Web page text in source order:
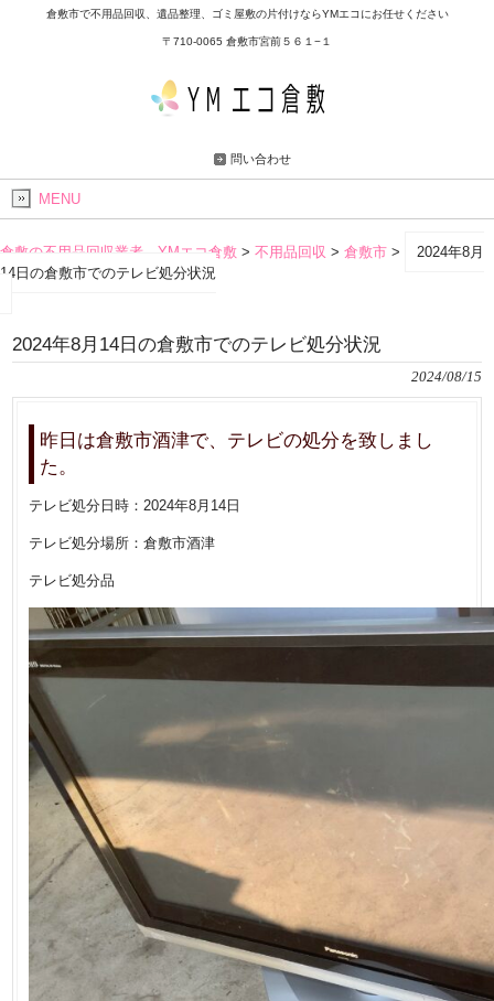
倉敷市で不用品回収、遺品整理、ゴミ屋敷の片付けならYMエコにお任せください
〒710-0065 倉敷市宮前５６１−１
問い合わせ
MENU
倉敷の不用品回収業者 YMエコ倉敷 > 不用品回収 > 倉敷市 >
2024年8月
14日の倉敷市でのテレビ処分状況
2024年8月14日の倉敷市でのテレビ処分状況
2024/08/15
昨日は倉敷市酒津で、テレビの処分を致しまし
た。
テレビ処分日時：2024年8月14日
テレビ処分場所：倉敷市酒津
テレビ処分品